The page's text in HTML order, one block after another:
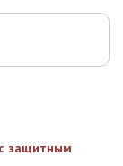
защитным